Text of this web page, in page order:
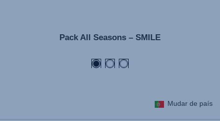
Kasutusjuhend (Eesti keel)
Käyttöohjeet (Suomi)
Lietošanas instrukcija (Latviešu valoda)
Pack All Seasons – SMILE
Mudar de país